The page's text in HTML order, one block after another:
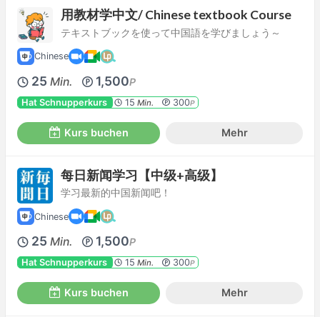
用教材学中文/ Chinese textbook Course
テキストブックを使って中国語を学びましょう～
Chinese
25 Min. 1,500P
Hat Schnupperkurs 15 Min. 300P
Kurs buchen Mehr
每日新闻学习【中级+高级】
学习最新的中国新闻吧！
Chinese
25 Min. 1,500P
Hat Schnupperkurs 15 Min. 300P
Kurs buchen Mehr